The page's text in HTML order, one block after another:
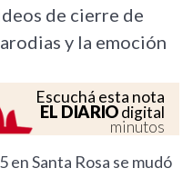
de cierre de
y la emoción
Escuchá esta nota
EL DIARIOdigital
minutos
en Santa Rosa se mudó